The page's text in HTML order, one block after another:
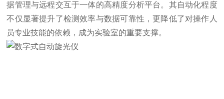
据管理与远程交互于一体的高精度分析平台。其自动化程度
不仅显著提升了检测效率与数据可靠性，更降低了对操作人
员专业技能的依赖，成为实验室的重要支撑。